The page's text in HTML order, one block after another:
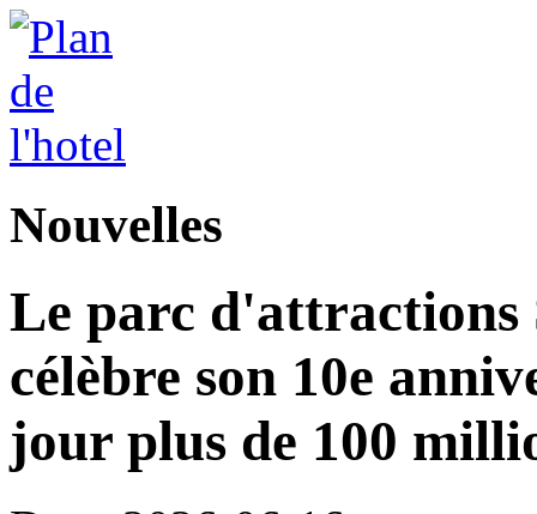
Nouvelles
Le parc d'attractions
célèbre son 10e
jour plus de 100